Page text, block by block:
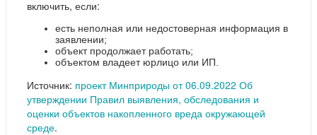
включить, если:
есть неполная или недостоверная информация в
заявлении;
объект продолжает работать;
объектом владеет юрлицо или ИП.
Источник: проект Минприроды от 06.09.2022 Об
утверждении Правил выявления, обследования и
оценки объектов накопленного вреда окружающей
среде.